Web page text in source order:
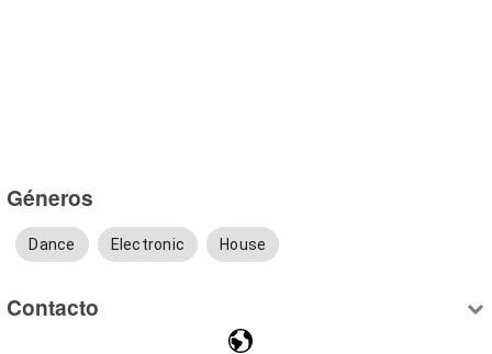
Géneros
Dance Electronic House
Contacto